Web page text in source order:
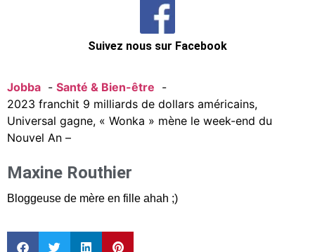
Suivez nous sur Facebook
Jobba
Santé & Bien-être
2023 franchit 9 milliards de dollars américains,
Universal gagne, « Wonka » mène le week-end du
Nouvel An –
Maxine Routhier
Bloggeuse de mère en fille ahah ;)